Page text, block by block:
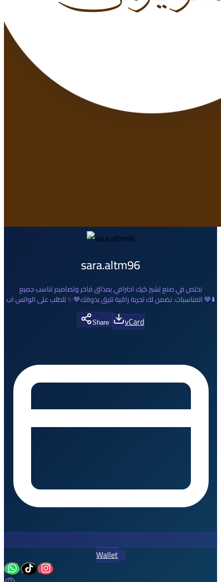
sara.altm96
نختص في صنع تشيز كيك احترافي بمذاق فاخر وتصاميم تناسب جميع
المناسبات. نضمن لك تجربة راقية تليق بذوقك🤎✨ للطلب على الواتس اب 🤎⬇️
Share vCard
Wallet